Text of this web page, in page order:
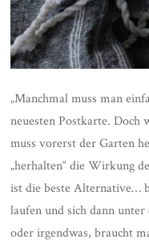
„Manchmal muss man
neuesten Postkarte. Doch
muss vorerst der Garten
„herhalten“ die Wirkung
ist die beste Alternative…
laufen und sich dann
oder irgendwas, braucht